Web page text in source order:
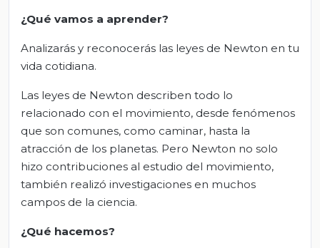
¿Qué vamos a aprender?
Analizarás y reconocerás las leyes de Newton en tu
vida cotidiana.
Las leyes de Newton describen todo lo
relacionado con el movimiento, desde fenómenos
que son comunes, como caminar, hasta la
atracción de los planetas. Pero Newton no solo
hizo contribuciones al estudio del movimiento,
también realizó investigaciones en muchos
campos de la ciencia.
¿Qué hacemos?